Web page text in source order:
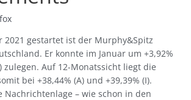
2021 gestartet ist der Murphy&Spitz
Er konnte im Januar um +3,92%
zulegen. Auf 12-Monatssicht liegt die
bei +38,44% (A) und +39,39% (I).
Nachrichtenlage – wie schon in den